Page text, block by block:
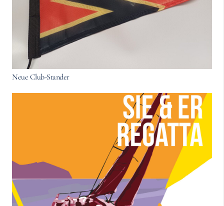
Neue Club-Stander